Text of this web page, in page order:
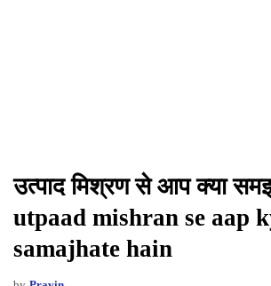
उत्पाद मिश्रण से आप क्या
utpaad mishran se aap
samajhate hain